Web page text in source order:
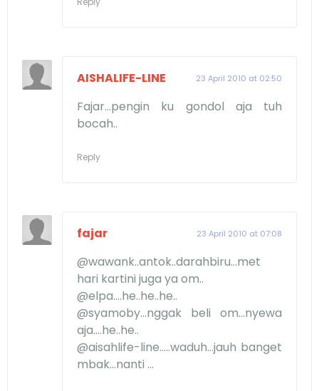
AISHALIFE-LINE 23 April 2010 at 02:50
Fajar...pengin ku gondol aja tuh
bocah..
Reply
fajar 23 April 2010 at 07:08
@wawank..antok..darahbiru...met
hari kartini juga ya om..
@elpa....he..he..he..
@syamoby...nggak beli om...nyewa
aja....he..he..
@aisahlife-line.....waduh...jauh banget
mbak...nanti ...